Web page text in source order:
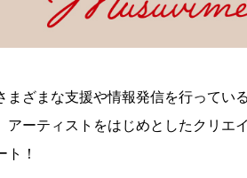
まざまな支援や情報発信を行ってい
ーティストをはじめとしたクリエ
！